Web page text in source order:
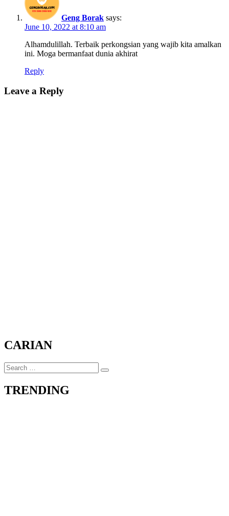
Geng Borak says:
June 10, 2022 at 8:10 am
Alhamdulillah. Terbaik perkongsian yang wajib kita amalkan
ini. Moga bermanfaat dunia akhirat
Reply
Leave a Reply
CARIAN
Search
for:
Search
TRENDING